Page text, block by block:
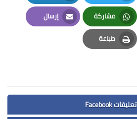
Twitter
LinkedIn
مشاركة
Whatsapp
إرسال
Email
طباعة
Print
تعليقات Facebook